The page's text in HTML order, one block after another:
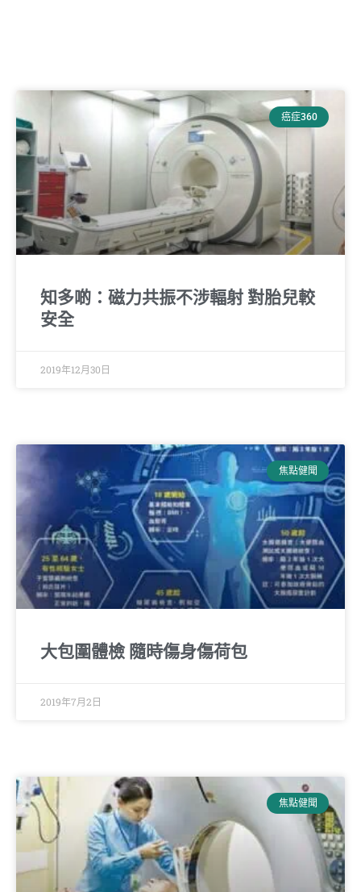
癌症360
知多啲：磁力共振不涉輻射 對胎兒較
安全
2019年12月30日
焦點健聞
大包圍體檢 隨時傷身傷荷包
2019年7月2日
焦點健聞